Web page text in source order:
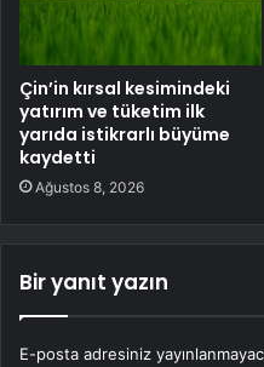
Çin’in kırsal kesimindeki
yatırım ve tüketim ilk
yarıda istikrarlı büyüme
kaydetti
Ağustos 8, 2026
Bir yanıt yazın
E-posta adresiniz